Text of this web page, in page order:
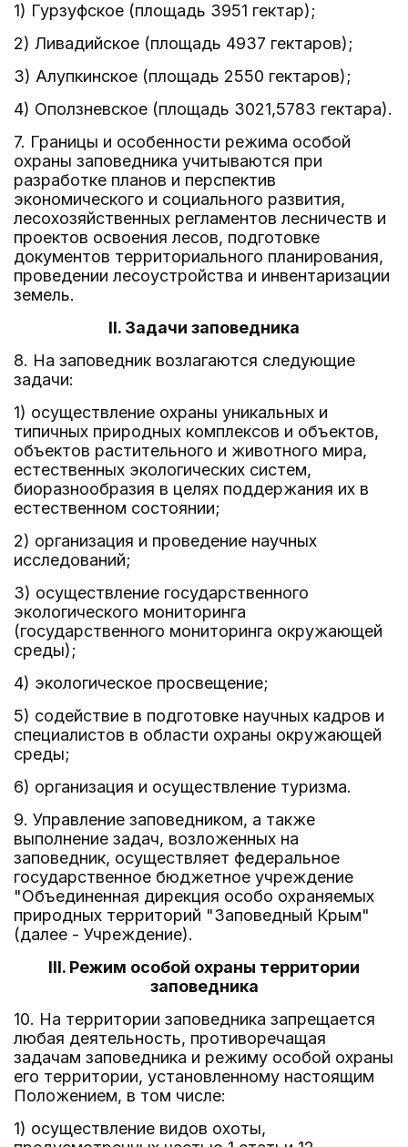
1) Гурзуфское (площадь 3951 гектар);
2) Ливадийское (площадь 4937 гектаров);
3) Алупкинское (площадь 2550 гектаров);
4) Оползневское (площадь 3021,5783 гектара).
7. Границы и особенности режима особой
охраны заповедника учитываются при
разработке планов и перспектив
экономического и социального развития,
лесохозяйственных регламентов лесничеств и
проектов освоения лесов, подготовке
документов территориального планирования,
проведении лесоустройства и инвентаризации
земель.
II. Задачи заповедника
8. На заповедник возлагаются следующие
задачи:
1) осуществление охраны уникальных и
типичных природных комплексов и объектов,
объектов растительного и животного мира,
естественных экологических систем,
биоразнообразия в целях поддержания их в
естественном состоянии;
2) организация и проведение научных
исследований;
3) осуществление государственного
экологического мониторинга
(государственного мониторинга окружающей
среды);
4) экологическое просвещение;
5) содействие в подготовке научных кадров и
специалистов в области охраны окружающей
среды;
6) организация и осуществление туризма.
9. Управление заповедником, а также
выполнение задач, возложенных на
заповедник, осуществляет федеральное
государственное бюджетное учреждение
"Объединенная дирекция особо охраняемых
природных территорий "Заповедный Крым"
(далее - Учреждение).
III. Режим особой охраны территории
заповедника
10. На территории заповедника запрещается
любая деятельность, противоречащая
задачам заповедника и режиму особой охраны
его территории, установленному настоящим
Положением, в том числе:
1) осуществление видов охоты,